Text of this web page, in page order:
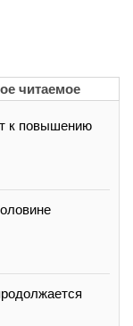
читаемое
к повышению